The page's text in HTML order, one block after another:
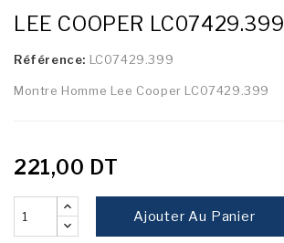
LEE COOPER LC07429.399
Référence: LC07429.399
Montre Homme Lee Cooper LC07429.399
221,00 DT
Ajouter Au Panier